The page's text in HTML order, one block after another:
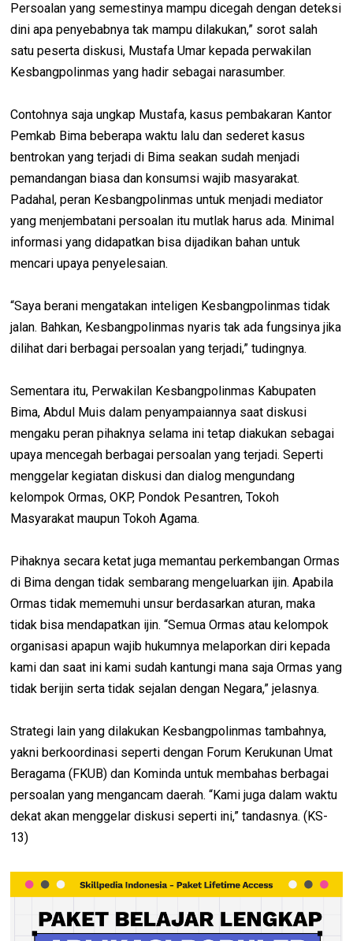
Persoalan yang semestinya mampu dicegah dengan deteksi
dini apa penyebabnya tak mampu dilakukan,” sorot salah
satu peserta diskusi, Mustafa Umar kepada perwakilan
Kesbangpolinmas yang hadir sebagai narasumber.
Contohnya saja ungkap Mustafa, kasus pembakaran Kantor
Pemkab Bima beberapa waktu lalu dan sederet kasus
bentrokan yang terjadi di Bima seakan sudah menjadi
pemandangan biasa dan konsumsi wajib masyarakat.
Padahal, peran Kesbangpolinmas untuk menjadi mediator
yang menjembatani persoalan itu mutlak harus ada. Minimal
informasi yang didapatkan bisa dijadikan bahan untuk
mencari upaya penyelesaian.
“Saya berani mengatakan inteligen Kesbangpolinmas tidak
jalan. Bahkan, Kesbangpolinmas nyaris tak ada fungsinya jika
dilihat dari berbagai persoalan yang terjadi,” tudingnya.
Sementara itu, Perwakilan Kesbangpolinmas Kabupaten
Bima, Abdul Muis dalam penyampaiannya saat diskusi
mengaku peran pihaknya selama ini tetap diakukan sebagai
upaya mencegah berbagai persoalan yang terjadi. Seperti
menggelar kegiatan diskusi dan dialog mengundang
kelompok Ormas, OKP, Pondok Pesantren, Tokoh
Masyarakat maupun Tokoh Agama.
Pihaknya secara ketat juga memantau perkembangan Ormas
di Bima dengan tidak sembarang mengeluarkan ijin. Apabila
Ormas tidak mememuhi unsur berdasarkan aturan, maka
tidak bisa mendapatkan ijin. “Semua Ormas atau kelompok
organisasi apapun wajib hukumnya melaporkan diri kepada
kami dan saat ini kami sudah kantungi mana saja Ormas yang
tidak berijin serta tidak sejalan dengan Negara,” jelasnya.
Strategi lain yang dilakukan Kesbangpolinmas tambahnya,
yakni berkoordinasi seperti dengan Forum Kerukunan Umat
Beragama (FKUB) dan Kominda untuk membahas berbagai
persoalan yang mengancam daerah. “Kami juga dalam waktu
dekat akan menggelar diskusi seperti ini,” tandasnya. (KS-
13)